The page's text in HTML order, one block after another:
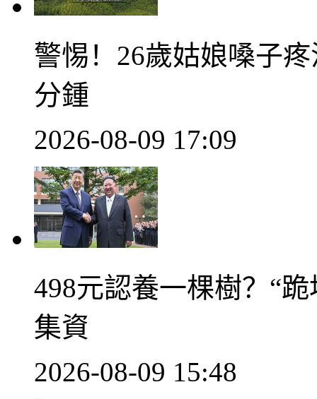
警惕！26歲姑娘嗓子
分鍾
2026-08-09 17:09
498元認養一棵樹？“
集資
2026-08-09 15:48